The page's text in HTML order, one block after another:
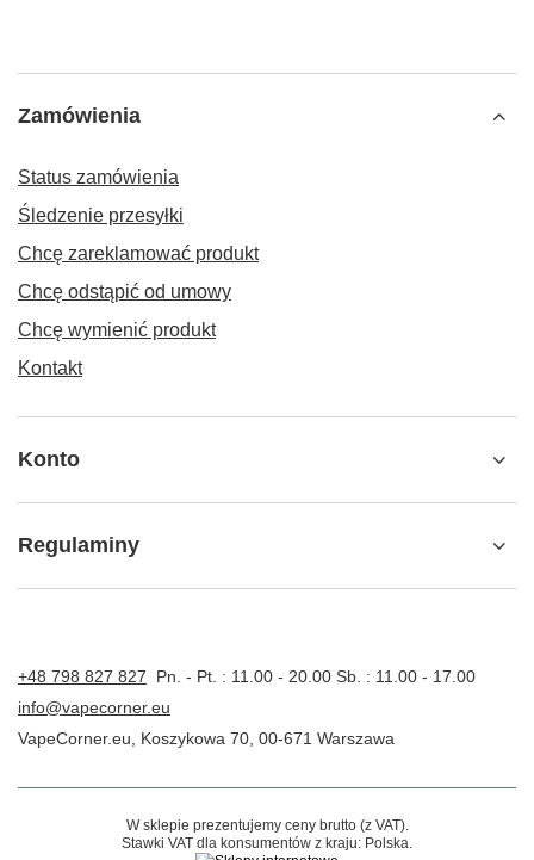
Zamówienia
Status zamówienia
Śledzenie przesyłki
Chcę zareklamować produkt
Chcę odstąpić od umowy
Chcę wymienić produkt
Kontakt
Konto
Regulaminy
+48 798 827 827
Pn. - Pt. : 11.00 - 20.00 Sb. : 11.00 - 17.00
info@vapecorner.eu
VapeCorner.eu
Koszykowa 70 00-671 Warszawa
W sklepie prezentujemy ceny brutto (z VAT).
Stawki VAT dla konsumentów z kraju: Polska.